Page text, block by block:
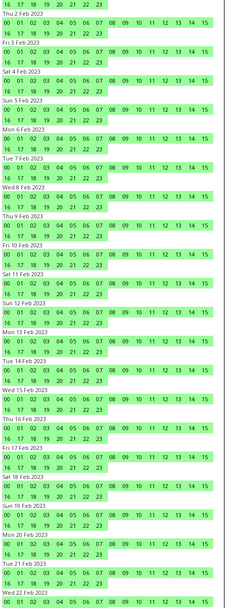
16
17 18 19 20 21 22
23
Thu 2 Feb 2023
00
01 02 03 04 05 06 07 08 09 10 11 12 13 14
15
16
17 18 19 20 21 22
23
Fri 3 Feb 2023
00
01 02 03 04 05 06 07 08 09 10 11 12 13 14
15
16
17 18 19 20 21 22
23
Sat 4 Feb 2023
00
01 02 03 04 05 06 07 08 09 10 11 12 13 14
15
16
17 18 19 20 21 22
23
Sun 5 Feb 2023
00
01 02 03 04 05 06 07 08 09 10 11 12 13 14
15
16
17 18 19 20 21 22
23
Mon 6 Feb 2023
00
01 02 03 04 05 06 07 08 09 10 11 12 13 14
15
16
17 18 19 20 21 22
23
Tue 7 Feb 2023
00
01 02 03 04 05 06 07 08 09 10 11 12 13 14
15
16
17 18 19 20 21 22
23
Wed 8 Feb 2023
00
01 02 03 04 05 06 07 08 09 10 11 12 13 14
15
16
17 18 19 20 21 22
23
Thu 9 Feb 2023
00
01 02 03 04 05 06 07 08 09 10 11 12 13 14
15
16
17 18 19 20 21 22
23
Fri 10 Feb 2023
00
01 02 03 04 05 06 07 08 09 10 11 12 13 14
15
16
17 18 19 20 21 22
23
Sat 11 Feb 2023
00
01 02 03 04 05 06 07 08 09 10 11 12 13 14
15
16
17 18 19 20 21 22
23
Sun 12 Feb 2023
00
01 02 03 04 05 06 07 08 09 10 11 12 13 14
15
16
17 18 19 20 21 22
23
Mon 13 Feb 2023
00
01 02 03 04 05 06 07 08 09 10 11 12 13 14
15
16
17 18 19 20 21 22
23
Tue 14 Feb 2023
00
01 02 03 04 05 06 07 08 09 10 11 12 13 14
15
16
17 18 19 20 21 22
23
Wed 15 Feb 2023
00
01 02 03 04 05 06 07 08 09 10 11 12 13 14
15
16
17 18 19 20 21 22
23
Thu 16 Feb 2023
00
01 02 03 04 05 06 07 08 09 10 11 12 13 14
15
16
17 18 19 20 21 22
23
Fri 17 Feb 2023
00
01 02 03 04 05 06 07 08 09 10 11 12 13 14
15
16
17 18 19 20 21 22
23
Sat 18 Feb 2023
00
01 02 03 04 05 06 07 08 09 10 11 12 13 14
15
16
17 18 19 20 21 22
23
Sun 19 Feb 2023
00
01 02 03 04 05 06 07 08 09 10 11 12 13 14
15
16
17 18 19 20 21 22
23
Mon 20 Feb 2023
00
01 02 03 04 05 06 07 08 09 10 11 12 13 14
15
16
17 18 19 20 21 22
23
Tue 21 Feb 2023
00
01 02 03 04 05 06 07 08 09 10 11 12 13 14
15
16
17 18 19 20 21 22
23
Wed 22 Feb 2023
00
01 02 03 04 05 06 07 08 09 10 11 12 13 14
15